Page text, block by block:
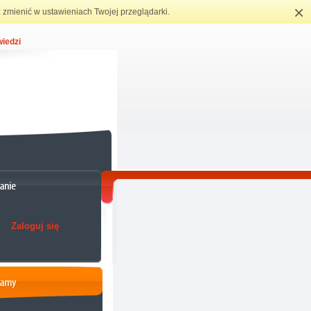
w ustawieniach Twojej przeglądarki. ×
Zaloguj się